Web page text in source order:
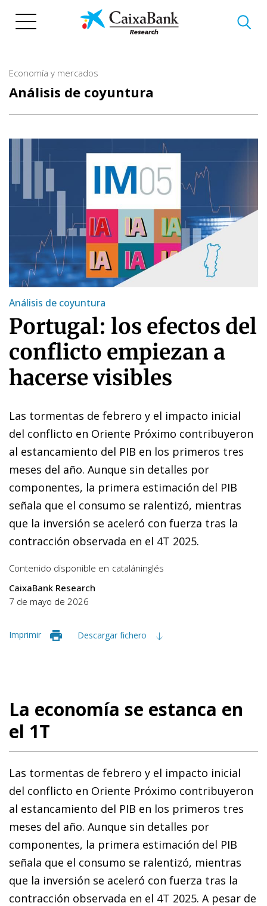
Economía y mercados
Análisis de coyuntura
Análisis de coyuntura
Portugal: los efectos del
conflicto empiezan a
hacerse visibles
Las tormentas de febrero y el impacto inicial
del conflicto en Oriente Próximo contribuyeron
al estancamiento del PIB en los primeros tres
meses del año. Aunque sin detalles por
componentes, la primera estimación del PIB
señala que el consumo se ralentizó, mientras
que la inversión se aceleró con fuerza tras la
contracción observada en el 4T 2025.
Contenido disponible en cataláninglés
CaixaBank Research
7 de mayo de 2026
Imprimir Descargar fichero
La economía se estanca en
el 1T
Las tormentas de febrero y el impacto inicial
del conflicto en Oriente Próximo contribuyeron
al estancamiento del PIB en los primeros tres
meses del año. Aunque sin detalles por
componentes, la primera estimación del PIB
señala que el consumo se ralentizó, mientras
que la inversión se aceleró con fuerza tras la
contracción observada en el 4T 2025. A pesar de